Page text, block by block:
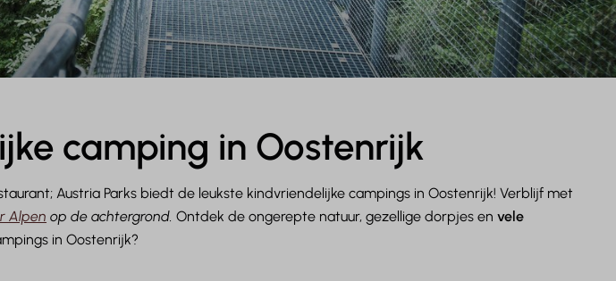
camping in Oostenrijk
Austria Parks biedt de leukste kindvriendelijke campings in Oostenrijk! Verblijf met
Alpen op de achtergrond. Ontdek de ongerepte natuur, gezellige dorpjes envele
in Oostenrijk?